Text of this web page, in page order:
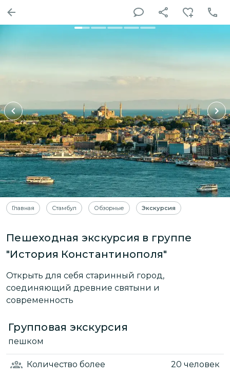
Главная Стамбул Обзорные Экскурсия
Пешеходная экскурсия в группе
"История Константинополя"
Открыть для себя старинный город,
соединяющий древние святыни и
современность
Групповая экскурсия
пешком
Количество более 20 человек